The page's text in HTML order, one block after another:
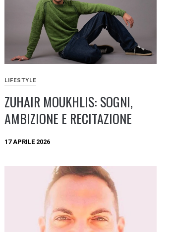
LIFESTYLE
ZUHAIR MOUKHLIS: SOGNI,
AMBIZIONE E RECITAZIONE
17 APRILE 2026